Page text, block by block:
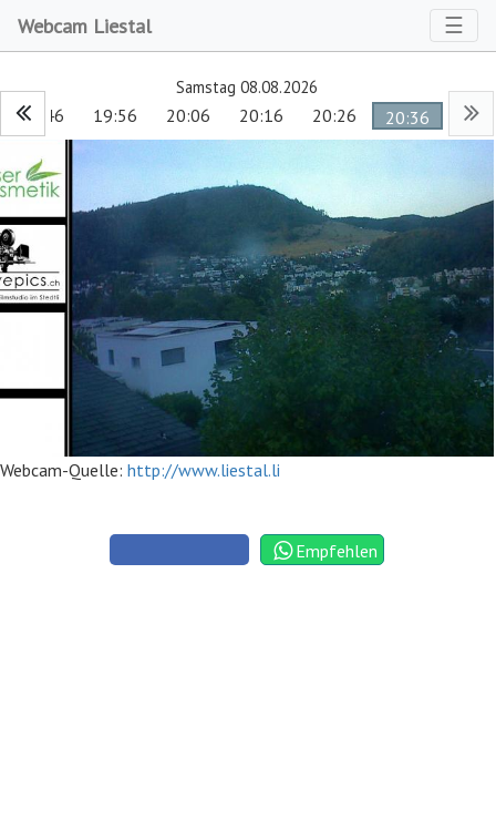
Webcam Liestal ☰
Samstag 08.08.2026
19:46 19:56 20:06 20:16 20:26 20:36
Webcam-Quelle: http://www.liestal.li
Empfehlen